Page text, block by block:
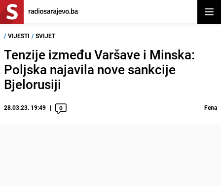
/ VIJESTI / SVIJET
Tenzije između Varšave i Minska:
Poljska najavila nove sankcije
Bjelorusiji
28.03.23. 19:49 0 Fena